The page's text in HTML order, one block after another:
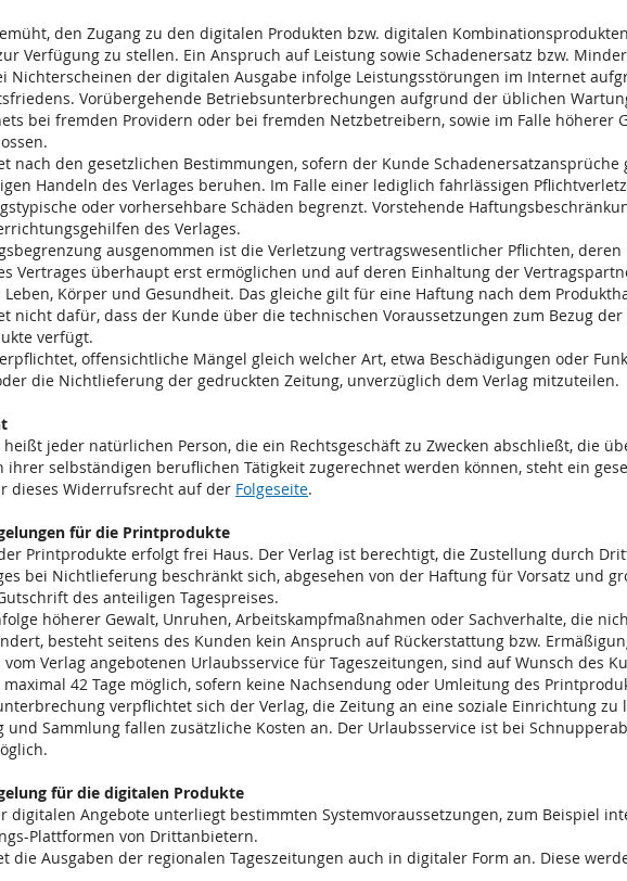
den Zugang zu den digitalen Produkten bzw. digitalen
Verfügung zu stellen. Ein Anspruch auf Leistung sowie Schadenersatz bzw.
Nichterscheinen der digitalen Ausgabe infolge Leistungsstörungen im Internet
Vorübergehende Betriebsunterbrechungen aufgrund der üblichen
bei fremden Providern oder bei fremden Netzbetreibern, sowie im Falle höherer
nach den gesetzlichen Bestimmungen, sofern der Kunde
Handeln des Verlages beruhen. Im Falle einer lediglich fahrlässigen
oder vorhersehbare Schäden begrenzt. Vorstehende
des Verlages.
ausgenommen ist die Verletzung vertragswesentlicher Pflichten,
Vertrages überhaupt erst ermöglichen und auf deren Einhaltung der
Leben, Körper und Gesundheit. Das gleiche gilt für eine Haftung nach dem
nicht dafür, dass der Kunde über die technischen Voraussetzungen zum Bezug
verfügt.
offensichtliche Mängel gleich welcher Art, etwa Beschädigungen oder
die Nichtlieferung der gedruckten Zeitung, unverzüglich dem Verlag mitzuteilen.
jeder natürlichen Person, die ein Rechtsgeschäft zu Zwecken abschließt, die
ihrer selbständigen beruflichen Tätigkeit zugerechnet werden können, steht ein
dieses Widerrufsrecht auf der Folgeseite.
für die Printprodukte
Printprodukte erfolgt frei Haus. Der Verlag ist berechtigt, die Zustellung durch
bei Nichtlieferung beschränkt sich, abgesehen von der Haftung für Vorsatz und
des anteiligen Tagespreises.
höherer Gewalt, Unruhen, Arbeitskampfmaßnahmen oder Sachverhalte, die
besteht seitens des Kunden kein Anspruch auf Rückerstattung bzw.
vom Verlag angebotenen Urlaubsservice für Tageszeitungen, sind auf Wunsch des
42 Tage möglich, sofern keine Nachsendung oder Umleitung des
verpflichtet sich der Verlag, die Zeitung an eine soziale Einrichtung zu
und Sammlung fallen zusätzliche Kosten an. Der Urlaubsservice ist bei
für die digitalen Produkte
digitalen Angebote unterliegt bestimmten Systemvoraussetzungen, zum Beispiel
Plattformen von Drittanbietern.
die Ausgaben der regionalen Tageszeitungen auch in digitaler Form an. Diese